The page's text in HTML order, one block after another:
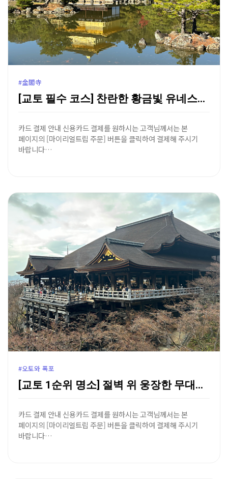
#金閣寺
[교토 필수 코스] 찬란한 황금빛 유네스코 세계유산, …
카드 결제 안내 신용카드 결제를 원하시는 고객님께서는 본
페이지의 [마이리얼트립 주문] 버튼을 클릭하여 결제해 주시기
바랍니다…
#오토와 폭포
[교토 1순위 명소] 절벽 위 웅장한 무대와 기적의 샘…
카드 결제 안내 신용카드 결제를 원하시는 고객님께서는 본
페이지의 [마이리얼트립 주문] 버튼을 클릭하여 결제해 주시기
바랍니다…